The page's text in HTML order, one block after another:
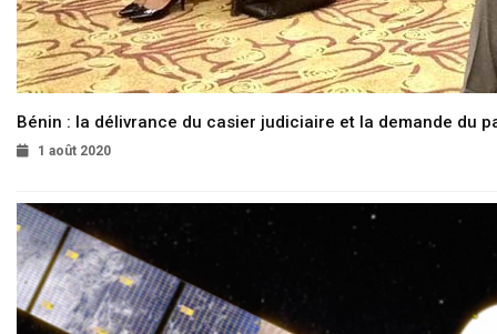
Bénin : la délivrance du casier judiciaire et la demande du
1 août 2020